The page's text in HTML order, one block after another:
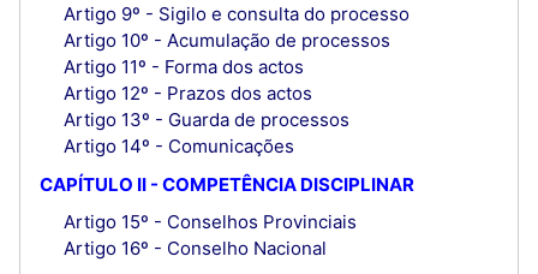
Artigo 9º - Sigilo e consulta do processo
Artigo 10º - Acumulação de processos
Artigo 11º - Forma dos actos
Artigo 12º - Prazos dos actos
Artigo 13º - Guarda de processos
Artigo 14º - Comunicações
CAPÍTULO II - COMPETÊNCIA DISCIPLINAR
Artigo 15º - Conselhos Provinciais
Artigo 16º - Conselho Nacional